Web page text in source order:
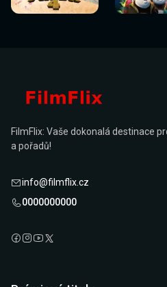
nyní
nyní
nyní
nyní
FilmFlix: Vaše dokonalá destinace
a pořadů!
info@filmflix.cz
0000000000